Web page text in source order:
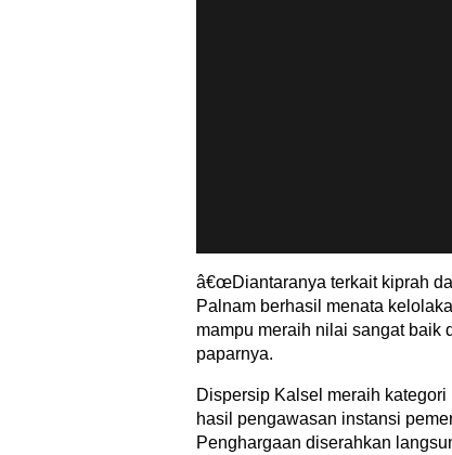
â€œDiantaranya terkait kiprah
Palnam berhasil menata
mampu meraih nilai sangat baik
paparnya.
Dispersip Kalsel meraih
hasil pengawasan instansi
Penghargaan diserahkan